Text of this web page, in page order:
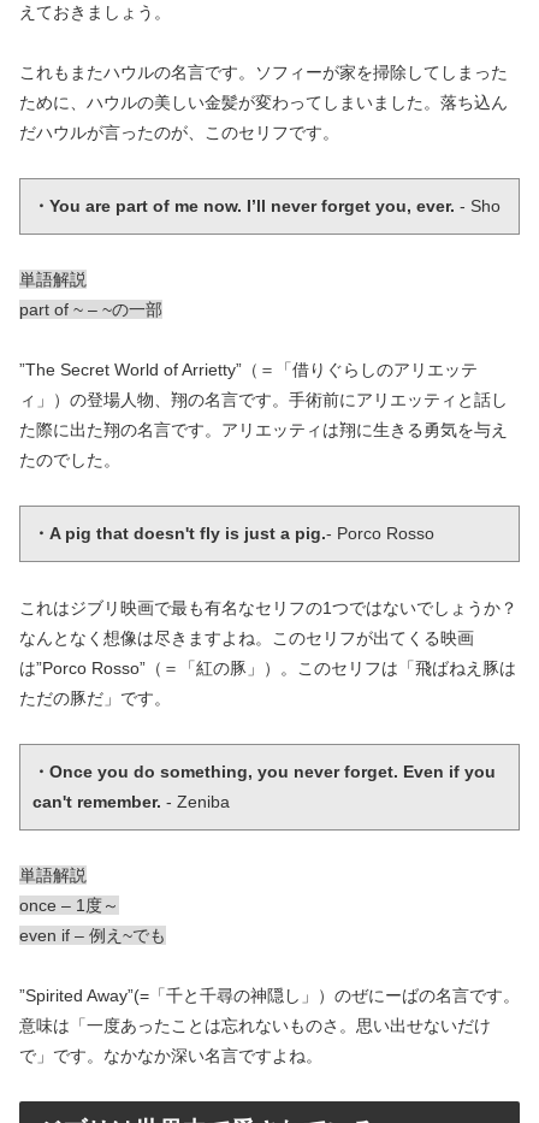
えておきましょう。
これもまたハウルの名言です。ソフィーが家を掃除してしまった
ために、ハウルの美しい金髪が変わってしまいました。落ち込ん
だハウルが言ったのが、このセリフです。
・You are part of me now. I’ll never forget you, ever. - Sho
単語解説
part of ~ – ~の一部
”The Secret World of Arrietty”（＝「借りぐらしのアリエッテ
ィ」）の登場人物、翔の名言です。手術前にアリエッティと話し
た際に出た翔の名言です。アリエッティは翔に生きる勇気を与え
たのでした。
・A pig that doesn't fly is just a pig.- Porco Rosso
これはジブリ映画で最も有名なセリフの1つではないでしょうか？
なんとなく想像は尽きますよね。このセリフが出てくる映画
は”Porco Rosso”（＝「紅の豚」）。このセリフは「飛ばねえ豚は
ただの豚だ」です。
・Once you do something, you never forget. Even if you
can't remember. - Zeniba
単語解説
once – 1度～
even if – 例え~でも
”Spirited Away”(=「千と千尋の神隠し」）のぜにーばの名言です。
意味は「一度あったことは忘れないものさ。思い出せないだけ
で」です。なかなか深い名言ですよね。